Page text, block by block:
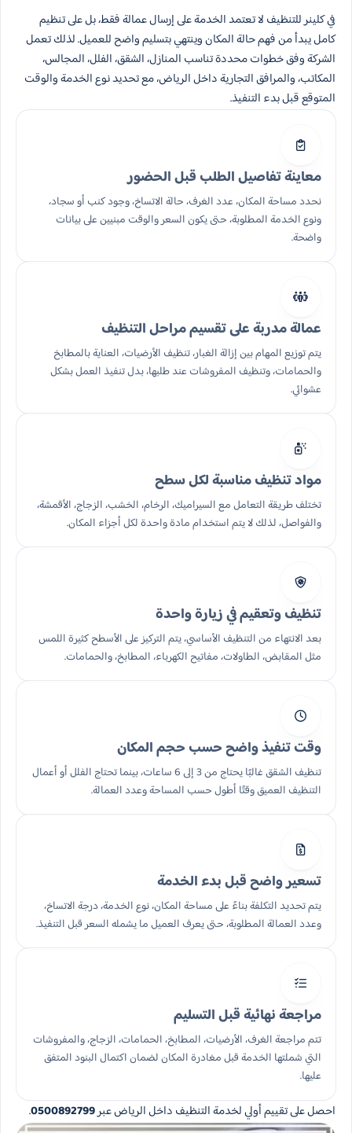
في كلينر للتنظيف لا تعتمد الخدمة على إرسال عمالة فقط، بل على تنظيم
كامل يبدأ من فهم حالة المكان وينتهي بتسليم واضح للعميل. لذلك تعمل
الشركة وفق خطوات محددة تناسب المنازل، الشقق، الفلل، المجالس،
المكاتب، والمرافق التجارية داخل الرياض، مع تحديد نوع الخدمة والوقت
المتوقع قبل بدء التنفيذ.
معاينة تفاصيل الطلب قبل الحضور
نحدد مساحة المكان، عدد الغرف، حالة الاتساخ، وجود كنب أو سجاد،
ونوع الخدمة المطلوبة، حتى يكون السعر والوقت مبنيين على بيانات
واضحة.
عمالة مدربة على تقسيم مراحل التنظيف
يتم توزيع المهام بين إزالة الغبار، تنظيف الأرضيات، العناية بالمطابخ
والحمامات، وتنظيف المفروشات عند طلبها، بدل تنفيذ العمل بشكل
عشوائي.
مواد تنظيف مناسبة لكل سطح
تختلف طريقة التعامل مع السيراميك، الرخام، الخشب، الزجاج، الأقمشة،
والفواصل، لذلك لا يتم استخدام مادة واحدة لكل أجزاء المكان.
تنظيف وتعقيم في زيارة واحدة
بعد الانتهاء من التنظيف الأساسي، يتم التركيز على الأسطح كثيرة اللمس
مثل المقابض، الطاولات، مفاتيح الكهرباء، المطابخ، والحمامات.
وقت تنفيذ واضح حسب حجم المكان
تنظيف الشقق غالبًا يحتاج من 3 إلى 6 ساعات، بينما تحتاج الفلل أو أعمال
التنظيف العميق وقتًا أطول حسب المساحة وعدد العمالة.
تسعير واضح قبل بدء الخدمة
يتم تحديد التكلفة بناءً على مساحة المكان، نوع الخدمة، درجة الاتساخ،
وعدد العمالة المطلوبة، حتى يعرف العميل ما يشمله السعر قبل التنفيذ.
مراجعة نهائية قبل التسليم
تتم مراجعة الغرف، الأرضيات، المطابخ، الحمامات، الزجاج، والمفروشات
التي شملتها الخدمة قبل مغادرة المكان لضمان اكتمال البنود المتفق
عليها.
احصل على تقييم أولي لخدمة التنظيف داخل الرياض عبر0500892799
.